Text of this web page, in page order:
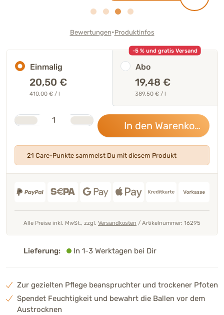
Zur gezielten Pflege beanspruchter und trockener Pfoten
Spendet Feuchtigkeit und bewahrt die Ballen vor dem
Austrocknen
Bewertungen•Produktinfos
Einmalig
20,50 €
410,00 € / l
-5 % und gratis Versand
Abo
19,48 €
389,50 € / l
Anzahl
In den Warenkorb
21 Care-Punkte sammelst Du mit diesem Produkt
Alle Preise inkl. MwSt., zzgl. Versandkosten / Artikelnummer: 16295
Lieferung: In 1-3 Werktagen bei Dir